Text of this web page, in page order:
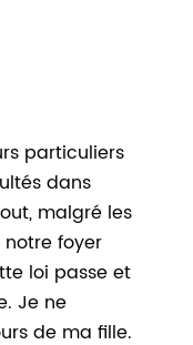
particuliers
dans
malgré les
foyer
loi passe et
Je ne
de ma fille.